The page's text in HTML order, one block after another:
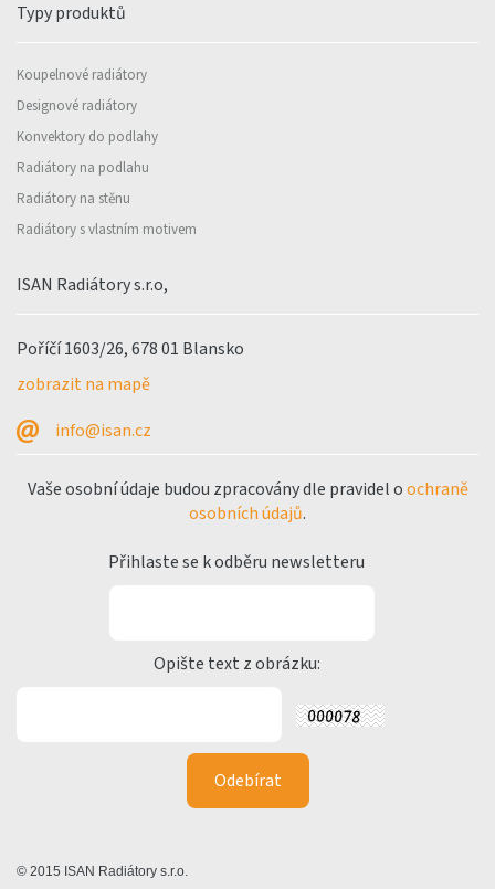
Typy produktů
Koupelnové radiátory
Designové radiátory
Konvektory do podlahy
Radiátory na podlahu
Radiátory na stěnu
Radiátory s vlastním motivem
ISAN Radiátory s.r.o,
Poříčí 1603/26, 678 01 Blansko
zobrazit na mapě
info@isan.cz
Vaše osobní údaje budou zpracovány dle pravidel oochraně
osobních údajů.
Přihlaste se k odběru newsletteru
Opište text z obrázku:
© 2015 ISAN Radiátory s.r.o.